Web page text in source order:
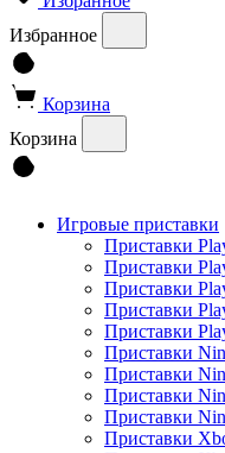
Избранное
Корзина
Корзина
Игровые приставки
Приставки
Приставки
Приставки
Приставки
Приставки
Приставки
Приставки
Приставки
Приставки
Приставки